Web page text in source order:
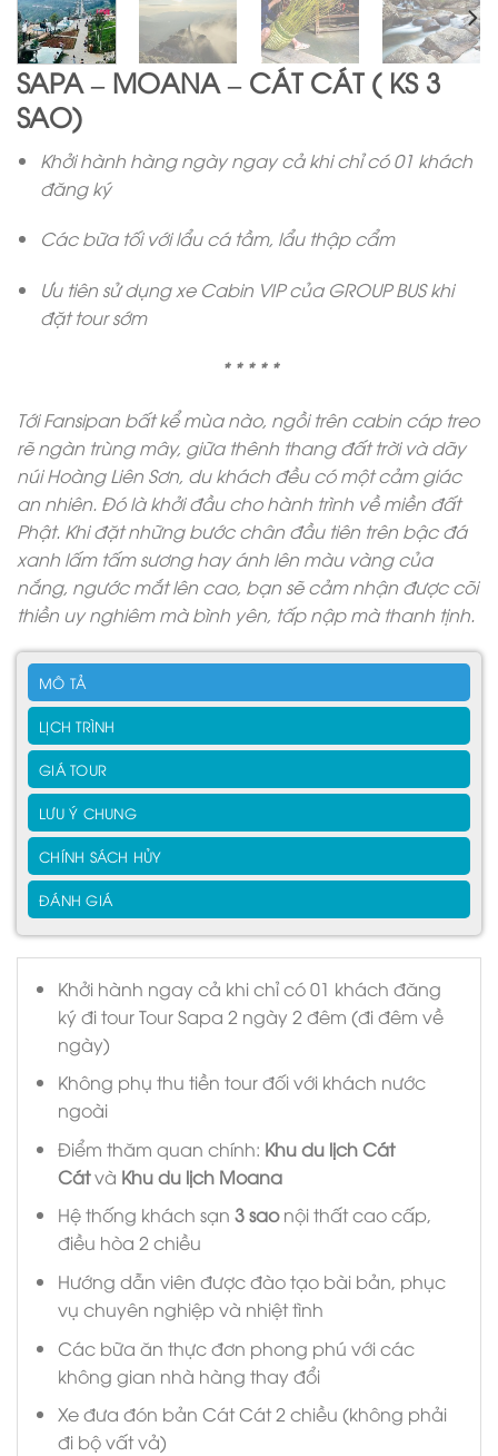
SAPA – MOANA – CÁT CÁT ( KS 3
SAO)
Khởi hành hàng ngày ngay cả khi chỉ có 01 khách
đăng ký
Các bữa tối với lẩu cá tầm, lẩu thập cẩm
Ưu tiên sử dụng xe Cabin VIP của GROUP BUS khi
đặt tour sớm
* * * * *
Tới Fansipan bất kể mùa nào, ngồi trên cabin cáp treo
rẽ ngàn trùng mây, giữa thênh thang đất trời và dãy
núi Hoàng Liên Sơn, du khách đều có một cảm giác
an nhiên. Đó là khởi đầu cho hành trình về miền đất
Phật. Khi đặt những bước chân đầu tiên trên bậc đá
xanh lấm tấm sương hay ánh lên màu vàng của
nắng, ngước mắt lên cao, bạn sẽ cảm nhận được cõi
thiền uy nghiêm mà bình yên, tấp nập mà thanh tịnh.
MÔ TẢ
LỊCH TRÌNH
GIÁ TOUR
LƯU Ý CHUNG
CHÍNH SÁCH HỦY
ĐÁNH GIÁ
Khởi hành ngay cả khi chỉ có 01 khách đăng
ký đi tour Tour Sapa 2 ngày 2 đêm (đi đêm về
ngày)
Không phụ thu tiền tour đối với khách nước
ngoài
Điểm thăm quan chính: Khu du lịch Cát
Cátvà Khu du lịch Moana
Hệ thống khách sạn 3 saonội thất cao cấp,
điều hòa 2 chiều
Hướng dẫn viên được đào tạo bài bản, phục
vụ chuyên nghiệp và nhiệt tình
Các bữa ăn thực đơn phong phú với các
không gian nhà hàng thay đổi
Xe đưa đón bản Cát Cát 2 chiều (không phải
đi bộ vất vả)